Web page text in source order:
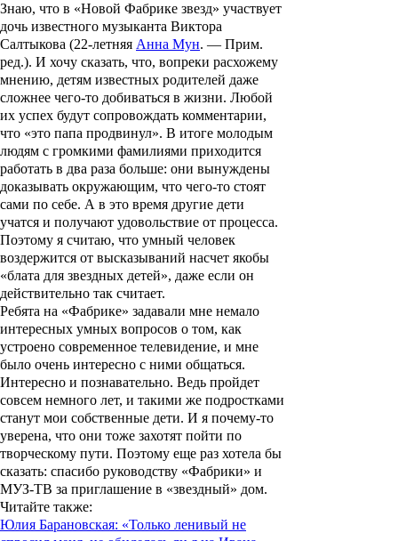
Знаю, что в «Новой Фабрике звезд» участвует
дочь известного музыканта Виктора
Салтыкова (22-летняя Анна Мун. — Прим.
ред.). И хочу сказать, что, вопреки расхожему
мнению, детям известных родителей даже
сложнее чего-то добиваться в жизни. Любой
их успех будут сопровождать комментарии,
что «это папа продвинул». В итоге молодым
людям с громкими фамилиями приходится
работать в два раза больше: они вынуждены
доказывать окружающим, что чего-то стоят
сами по себе. А в это время другие дети
учатся и получают удовольствие от процесса.
Поэтому я считаю, что умный человек
воздержится от высказываний насчет якобы
«блата для звездных детей», даже если он
действительно так считает.
Ребята на «Фабрике» задавали мне немало
интересных умных вопросов о том, как
устроено современное телевидение, и мне
было очень интересно с ними общаться.
Интересно и познавательно. Ведь пройдет
совсем немного лет, и такими же подростками
станут мои собственные дети. И я почему-то
уверена, что они тоже захотят пойти по
творческому пути. Поэтому еще раз хотела бы
сказать: спасибо руководству «Фабрики» и
МУЗ-ТВ за приглашение в «звездный» дом.
Читайте также:
Юлия Барановская: «Только ленивый не